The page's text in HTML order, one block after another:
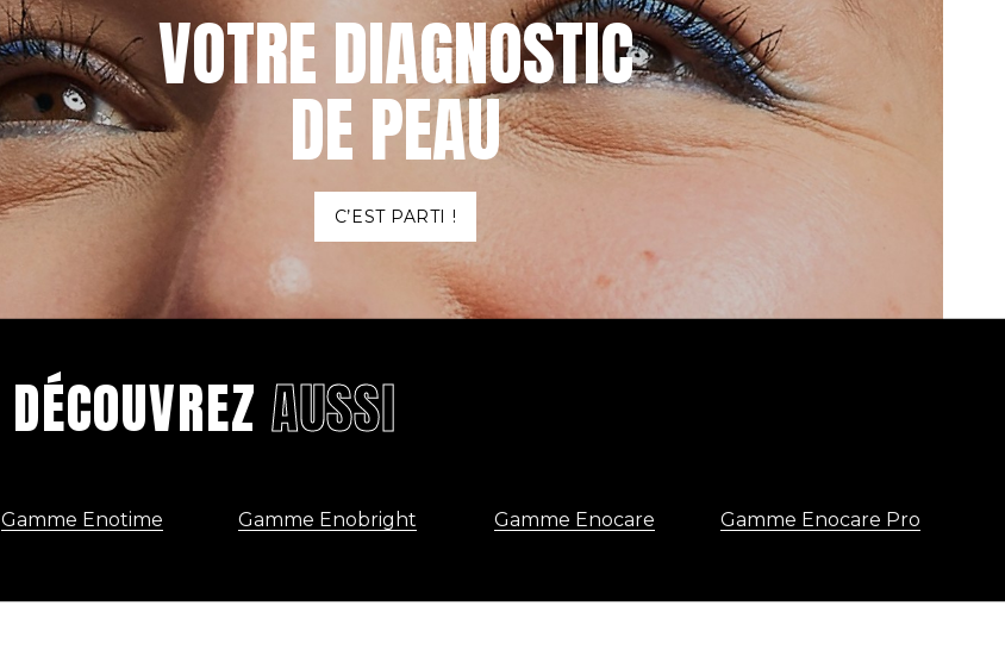
VOTRE DIAGNOSTIC
DE PEAU
C’EST PARTI !
DÉCOUVREZAUSSI
Gamme Enotime Gamme Enobright Gamme Enocare Gamme Enocare Pro